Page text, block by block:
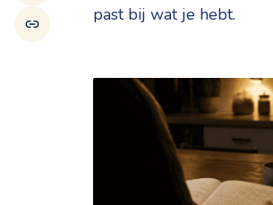
past bij wat je hebt.